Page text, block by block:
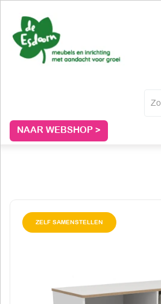
NAAR WEBSHOP >
ZELF SAMENSTELLEN